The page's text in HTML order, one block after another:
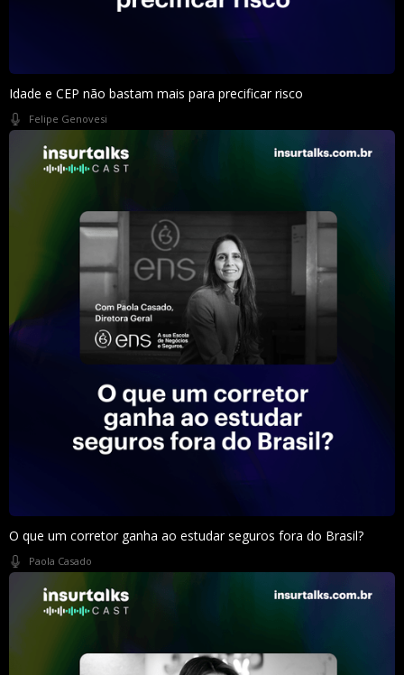
Idade e CEP não bastam mais para precificar risco
Felipe Genovesi
O que um corretor ganha ao estudar seguros fora do Brasil?
Paola Casado